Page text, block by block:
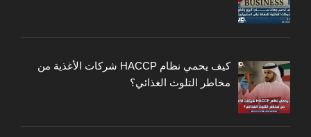
كيف يحمي نظام HACCP شركات الأغذية من
مخاطر التلوث الغذائي؟